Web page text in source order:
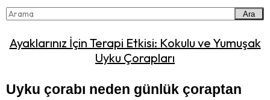
Ara
Ayaklarınız İçin Terapi Etkisi: Kokulu ve Yumuşak
Uyku Çorapları
Uyku çorabı neden günlük çoraptan